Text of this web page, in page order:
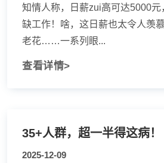
知情人称，日薪zui高可达5000元
缺工作！啥，这日薪也太令人羡
老花……一系列眼...
查看详情>
35+人群，超一半得这病
2025-12-09